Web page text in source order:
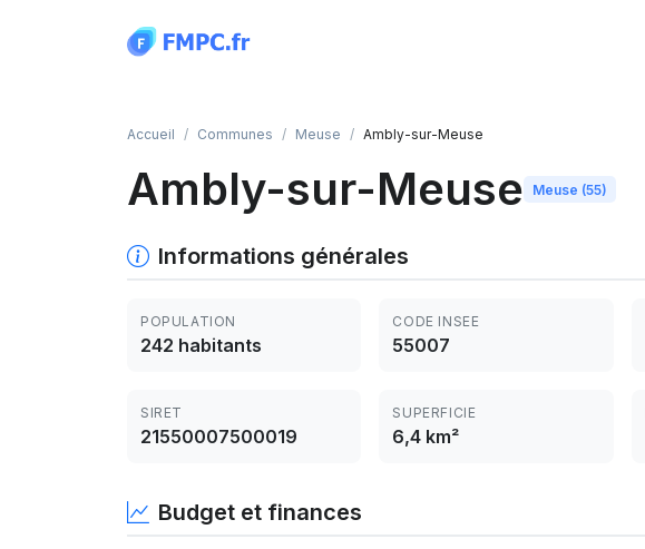
Accueil Communes Meuse Ambly-sur-Meuse
Ambly-sur-Meuse Meuse (55)
Informations générales
POPULATION
242 habitants
CODE INSEE
55007
SIRET
21550007500019
SUPERFICIE
6,4 km²
Budget et finances